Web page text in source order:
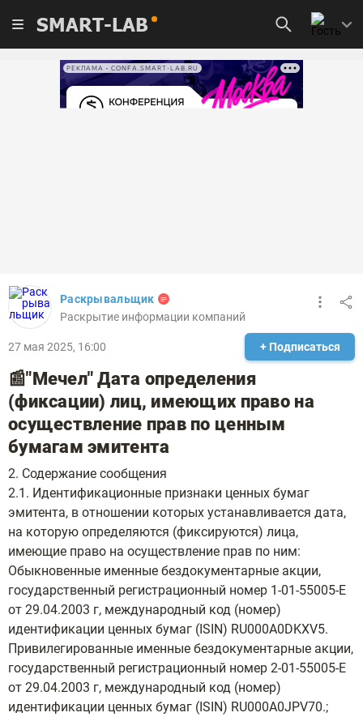
SMART-LAB
РЕКЛАМА • CONFA.SMART-LAB.RU
Раскрывальщик
Раскрытие информации компаний
27 мая 2025, 16:00 + Подписаться
📰"Мечел" Дата определения
(фиксации) лиц, имеющих право на
осуществление прав по ценным
бумагам эмитента
2. Содержание сообщения
2.1. Идентификационные признаки ценных бумаг
эмитента, в отношении которых устанавливается дата,
на которую определяются (фиксируются) лица,
имеющие право на осуществление прав по ним:
Обыкновенные именные бездокументарные акции,
государственный регистрационный номер 1-01-55005-E
от 29.04.2003 г, международный код (номер)
идентификации ценных бумаг (ISIN) RU000A0DKXV5.
Привилегированные именные бездокументарные акции,
государственный регистрационный номер 2-01-55005-E
от 29.04.2003 г, международный код (номер)
идентификации ценных бумаг (ISIN) RU000A0JPV70.;